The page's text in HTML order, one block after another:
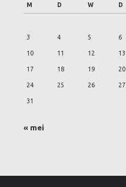
M D W D
3 4 5 6
10 11 12 13
17 18 19 20
24 25 26 27
31
« mei